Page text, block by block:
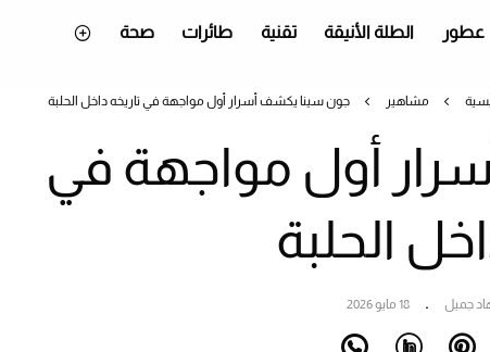
عطور الطلة الأنيقة تقنية طائرات صحة
مشاهير جون سينا يكشف أسرار أول مواجهة في تاريخه داخل الحلبة
أول مواجهة في
الحلبة
جميل 18 مايو 2026